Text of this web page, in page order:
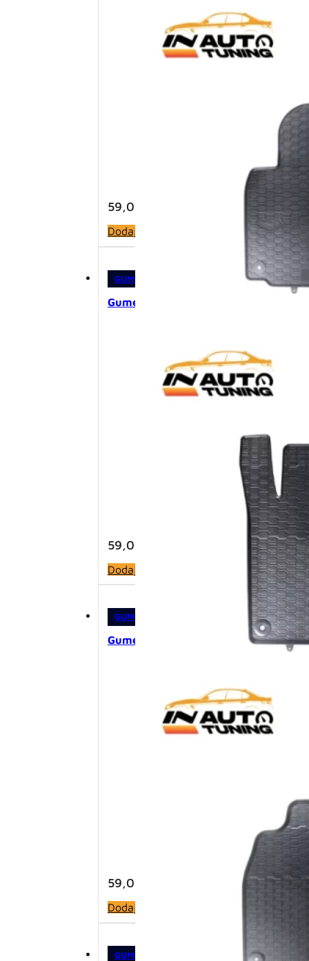
59,00
Dodaj u korpu
GUMENE PATOSNICE PATOSNICE
Gumene patosnice – Peugeot 2008
59,00
Dodaj u korpu
GUMENE PATOSNICE PATOSNICE
Gumene patosnice – Audi A4 B8
59,00
Dodaj u korpu
GUMENE PATOSNICE